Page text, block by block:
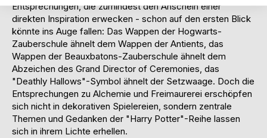
Entsprechungen, die zumindest den Anschein einer
direkten Inspiration erwecken - schon auf den ersten Blick
könnte ins Auge fallen: Das Wappen der Hogwarts-
Zauberschule ähnelt dem Wappen der Antients, das
Wappen der Beauxbatons-Zauberschule ähnelt dem
Abzeichen des Grand Director of Ceremonies, das
"Deathly Hallows"-Symbol ähnelt der Setzwaage. Doch die
Entsprechungen zu Alchemie und Freimaurerei erschöpfen
sich nicht in dekorativen Spielereien, sondern zentrale
Themen und Gedanken der "Harry Potter"-Reihe lassen
sich in ihrem Lichte erhellen.